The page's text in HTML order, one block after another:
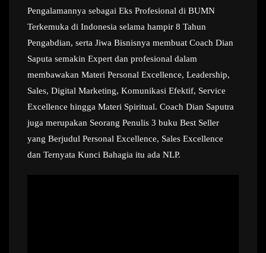
Pengalamannya sebagai Eks Profesional di BUMN
Terkemuka di Indonesia selama hampir 8 Tahun
Pengabdian, serta Jiwa Bisnisnya membuat Coach Dian
Saputa semakin Expert dan profesional dalam
membawakan Materi Personal Excellence, Leadership,
Sales, Digital Marketing, Komunikasi Efektif, Service
Excellence hingga Materi Spiritual. Coach Dian Saputra
juga merupakan Seorang Penulis 3 buku Best Seller
yang Berjudul Personal Excellence, Sales Excellence
dan Ternyata Kunci Bahagia itu ada NLP.